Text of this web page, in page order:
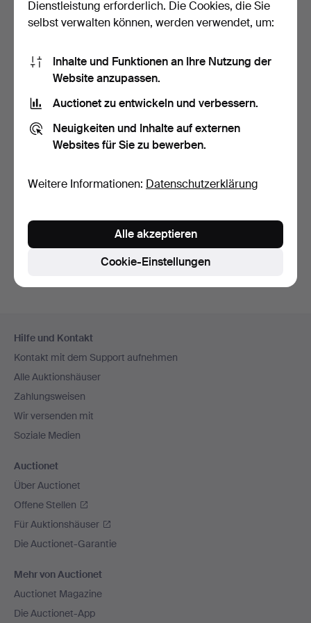
MODESCHMUCK.
12 Tage
Beendete Auktionen aus unserem
Archivsuchen.
Navigation
Hilfe und Kontakt
Kontakt mit dem Support aufnehmen
Alle Auktionshäuser
Zahlungsweisen
Wir versenden mit
Soziale Medien
Auctionet
Über Auctionet
Offene Stellen
Für Auktionshäuser
Die Auctionet-Garantie
Mehr von Auctionet
Auctionet Magazine
Die Auctionet-App
Dienstleistung erforderlich. Die Cookies, die Sie
selbst verwalten können, werden verwendet, um:
Inhalte und Funktionen an Ihre Nutzung der
Website anzupassen.
Auctionet zu entwickeln und verbessern.
Neuigkeiten und Inhalte auf externen
Websites für Sie zu bewerben.
Weitere Informationen: Datenschutzerklärung
Cookie-Einstellungen
Alle akzeptieren